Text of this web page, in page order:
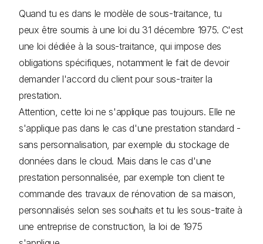
Quand tu es dans le modèle de sous-traitance, tu
peux être soumis à une loi du 31 décembre 1975. C'est
une loi dédiée à la sous-traitance, qui impose des
obligations spécifiques, notamment le fait de devoir
demander l'accord du client pour sous-traiter la
prestation.
Attention, cette loi ne s'applique pas toujours. Elle ne
s'applique pas dans le cas d'une prestation standard -
sans personnalisation, par exemple du stockage de
données dans le cloud. Mais dans le cas d'une
prestation personnalisée, par exemple ton client te
commande des travaux de rénovation de sa maison,
personnalisés selon ses souhaits et tu les sous-traite à
une entreprise de construction, la loi de 1975